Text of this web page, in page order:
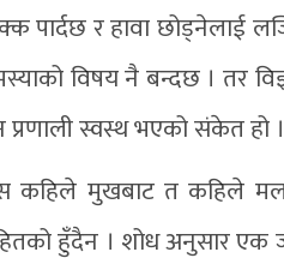
पार्दछ र हावा छोड्नेलाई
विषय नै बन्दछ । तर
स्वस्थ भएको संकेत हो ।
कहिले मुखबाट त कहिले
हुँदैन । शोध अनुसार एक